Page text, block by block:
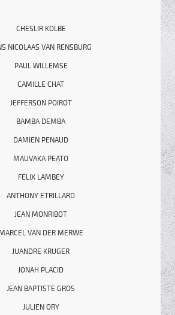
CHESLIR KOLBE
NICOLAAS VAN RENSBURG
PAUL WILLEMSE
CAMILLE CHAT
JEFFERSON POIROT
BAMBA DEMBA
DAMIEN PENAUD
MAUVAKA PEATO
FELIX LAMBEY
ANTHONY ETRILLARD
JEAN MONRIBOT
MARCEL VAN DER MERWE
JUANDRE KRUGER
JONAH PLACID
JEAN BAPTISTE GROS
JULIEN ORY